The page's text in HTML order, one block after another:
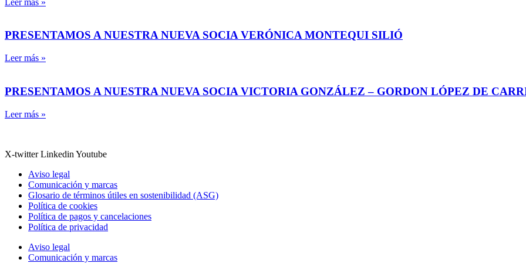
PRESENTAMOS A NUESTRA NUEVA SOCIA VERÓNICA MONTEQUI SILIÓ
Leer más »
PRESENTAMOS A NUESTRA NUEVA SOCIA VICTORIA GONZÁLEZ – GORDON LÓPEZ DE
Leer más »
X-twitter Linkedin Youtube
Aviso legal
Comunicación y marcas
Glosario de términos útiles en sostenibilidad (ASG)
Política de cookies
Política de pagos y cancelaciones
Política de privacidad
Aviso legal
Comunicación y marcas